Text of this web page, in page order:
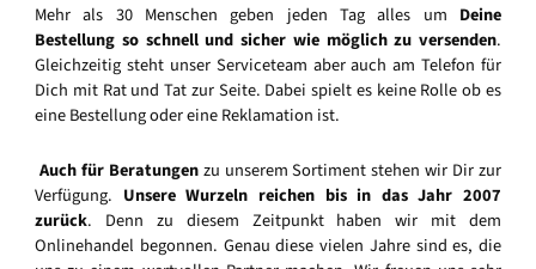
Mehr als 30 Menschen geben jeden Tag alles um Deine
Bestellung so schnell und sicher wie möglich zu versenden.
Gleichzeitig steht unser Serviceteam aber auch am Telefon für
Dich mit Rat und Tat zur Seite. Dabei spielt es keine Rolle ob es
eine Bestellung oder eine Reklamation ist.
Auch für Beratungenzu unserem Sortiment stehen wir Dir zur
Verfügung. Unsere Wurzeln reichen bis in das Jahr 2007
zurück. Denn zu diesem Zeitpunkt haben wir mit dem
Onlinehandel begonnen. Genau diese vielen Jahre sind es, die